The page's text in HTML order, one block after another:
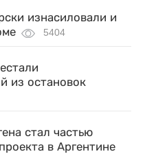
изнасиловали и
5404
из остановок
стал частью
в Аргентине